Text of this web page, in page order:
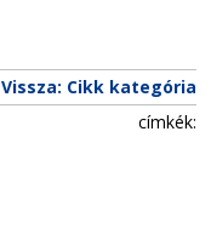
Vissza: Cikk kategória
címkék: